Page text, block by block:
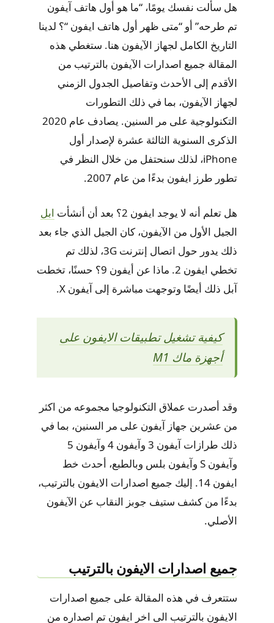
هل سألت نفسك يومًا، “ما هو أول هاتف آيفون
تم طرحه” أو “متى ظهر أول هاتف ايفون “؟ لدينا
التاريخ الكامل لجهاز الآيفون هنا. ستغطي هذه
المقالة جميع اصدارات الآيفون بالترتيب من
الأقدم إلى الأحدث وتفاصيل الجدول الزمني
لجهاز الآيفون، بما في ذلك التطورات
التكنولوجية على مر السنين. يصادف عام 2020
الذكرى السنوية الثالثة عشرة لإصدار أول
iPhone، لذلك سنحتفل من خلال النظر في
تطور طرز ايفون بدءًا من عام 2007.
هل تعلم أنه لا يوجد ايفون 2؟ بعد أن أنشأت
ابل
الجيل الأول من الآيفون، كان الجيل الذي جاء بعد
ذلك يدور حول اتصال إنترنت 3G، لذلك تم
تخطي ايفون 2. ماذا عن أيفون 9؟ حسنًا، تخطت
آبل ذلك أيضًا وتوجهت مباشرة إلى آيفون X.
كيفية تشغيل تطبيقات الايفون على
أجهزة ماك M1
وقد أصدرت عملاق التكنولوجيا مجموعه من اكثر
من عشرين جهاز آيفون على مر السنين، بما في
ذلك طرازات آيفون 3 وآيفون 4 وآيفون 5
وآيفون S وآيفون بلس وبالطبع، أحدث خط
ايفون 14. إليك جميع اصدارات الايفون بالترتيب،
بدءًا من كشف ستيف جوبز النقاب عن الآيفون
الأصلي.
جميع اصدارات الايفون بالترتيب
ستتعرف في هذه المقالة على جميع اصدارات
الايفون بالترتيب الى اخر ايفون تم اصداره من